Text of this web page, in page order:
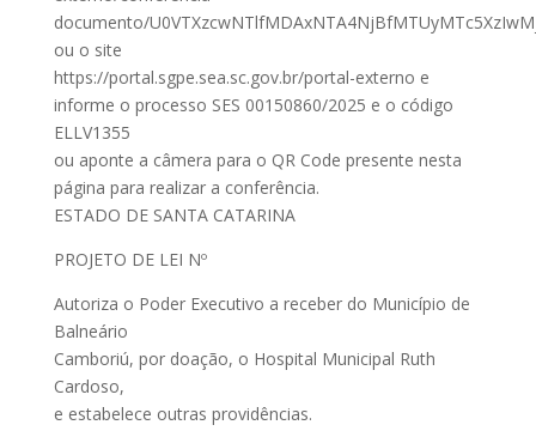
documento/
ou o site
https://portal.sgpe.sea.sc.gov.br/portal-externo e
informe o processo SES 00150860/2025 e o código
ELLV1355
ou aponte a câmera para o QR Code presente nesta
página para realizar a conferência.
ESTADO DE SANTA CATARINA
PROJETO DE LEI Nº
Autoriza o Poder Executivo a receber do Município de
Balneário
Camboriú, por doação, o Hospital Municipal Ruth
Cardoso,
e estabelece outras providências.